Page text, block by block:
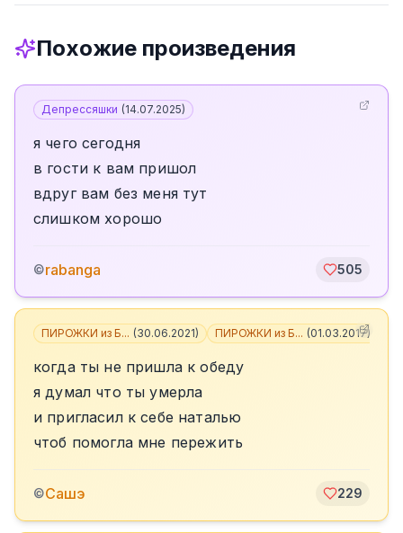
Похожие произведения
Депрессяшки (14.07.2025)
я чего сегодня
в гости к вам пришол
вдруг вам без меня тут
слишком хорошо
©rabanga 505
ПИРОЖКИ из Б... (30.06.2021) ПИРОЖКИ из Б... (01.03.2017)
когда ты не пришла к обеду
я думал что ты умерла
и пригласил к себе наталью
чтоб помогла мне пережить
©Сашэ 229